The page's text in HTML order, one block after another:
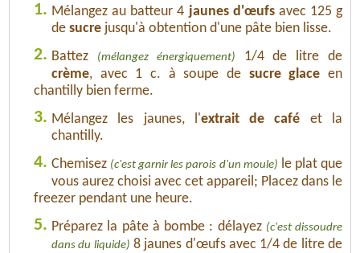
1. Mélangez au batteur 4 jaunes d'œufsavec 125 g
de sucre jusqu'à obtention d'une pâte bien lisse.
2. Battez (mélangez énergiquement)
1/4 de litre de
crème, avec 1 c. à soupe de sucre glace en
chantilly bien ferme.
3. Mélangez les jaunes, l'extrait de café et la
chantilly.
4. Chemisez (c'est garnir les parois d'un moule) le plat que
vous aurez choisi avec cet appareil; Placez dans le
freezer pendant une heure.
5. Préparez la pâte à bombe : délayez (c'est dissoudre
dans du liquide) 8 jaunes d'œufs avec 1/4 de litre de